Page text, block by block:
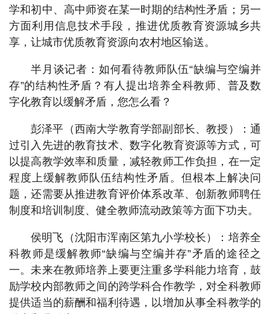
学和初中、高中师资在某一时期的结构性矛盾；另一
方面利用信息技术手段，推进优质教育资源城乡共
享，让城市优质教育资源向农村地区输送。
半月谈记者：如何看待教师队伍“缺编与空编并
存”的结构性矛盾？有人提出培养全科教师、普及数
字化教育以缓解矛盾，您怎么看？
彭泽平（西南大学教育学部副部长、教授）：通
过引入先进的教育技术、数字化教育资源等方式，可
以提高教学效率和质量，减轻教师工作负担，在一定
程度上缓解教师队伍结构性矛盾。但根本上解决问
题，还需要从推进教育评价体系改革、创新教师聘任
制度和培训制度、健全教师流动政策等方面下功夫。
侯明飞（沈阳市浑南区第九小学校长）：培养全
科教师是缓解教师“缺编与空编并存”矛盾的途径之
一。未来在教师培养上要更注重多学科能力培育，鼓
励学校内部教师之间的跨学科合作教学，对全科教师
提供适当的薪酬和福利待遇，以增加从事全科教学的